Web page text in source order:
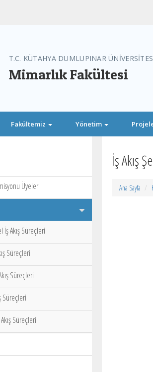
T.C. KÜTAHYA DUMLUPINAR
Mimarlık Fakültesi
Fakültemiz Yönetim
Üyeleri
İş Akış Süreçleri
Süreçleri
Süreçleri
Süreçleri
Süreçleri
İş Akış
Ana Sayfa